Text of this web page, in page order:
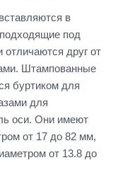
в
под
друг от
Штампованные
буртиком для
для
оси. Они имеют
от 17 до 82 мм,
от 13.8 до